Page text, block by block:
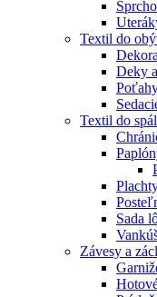
Textil do
Deky
Textil do
Sada
Závesy a